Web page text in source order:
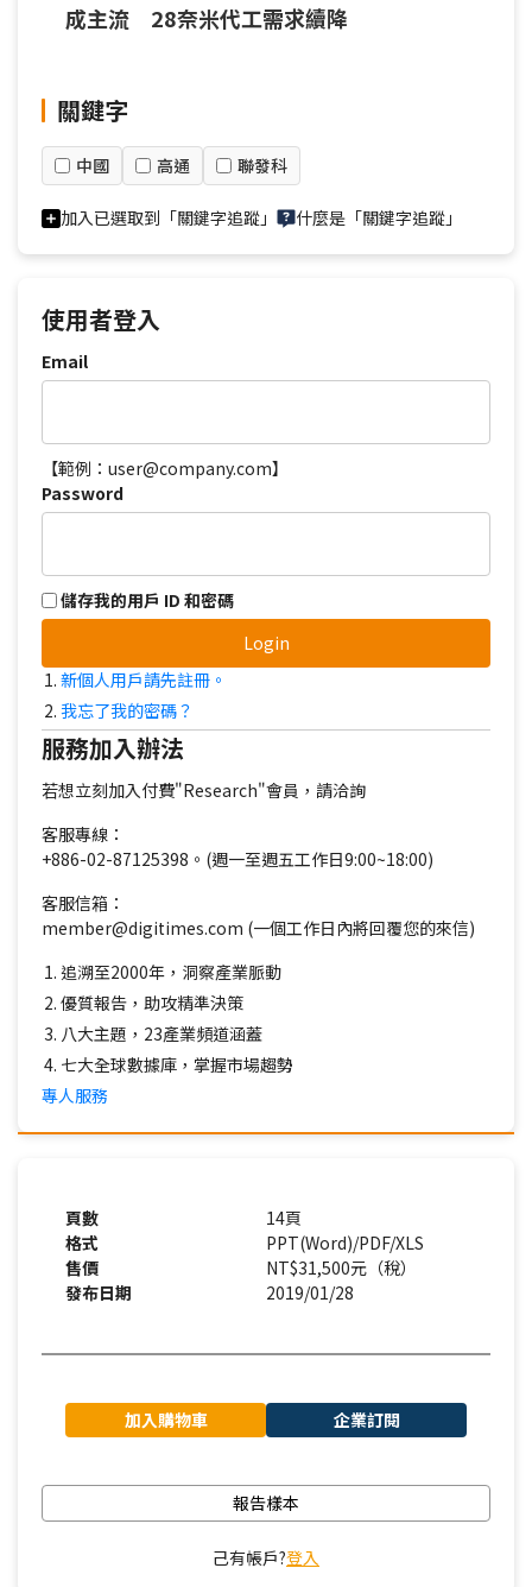
成主流 28奈米代工需求續降
關鍵字
中國 高通 聯發科
加入已選取到「關鍵字追蹤」 什麼是「關鍵字追蹤」
使用者登入
Email
【範例：user@company.com】
Password
儲存我的用戶 ID 和密碼
Login
新個人用戶請先註冊。
我忘了我的密碼？
服務加入辦法
若想立刻加入付費"Research"會員，請洽詢
客服專線：
+886-02-87125398。(週一至週五工作日9:00~18:00)
客服信箱：
member@digitimes.com (一個工作日內將回覆您的來信)
追溯至2000年，洞察產業脈動
優質報告，助攻精準決策
八大主題，23產業頻道涵蓋
七大全球數據庫，掌握市場趨勢
專人服務
頁數
14頁
格式
PPT(Word)/PDF/XLS
售價
NT$31,500元（稅）
發布日期
2019/01/28
加入購物車 企業訂閱
報告樣本
己有帳戶?登入